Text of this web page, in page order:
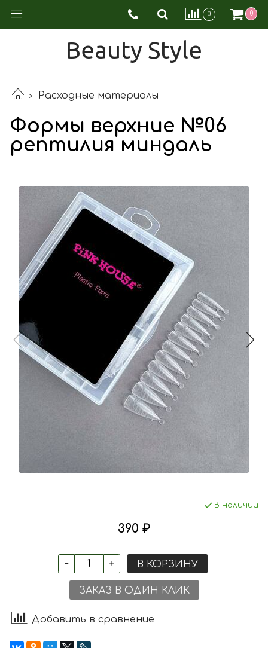
0 0
Beauty Style
Расходные материалы
Формы верхние №06
рептилия миндаль
В наличии
390 ₽
В КОРЗИНУ
ЗАКАЗ В ОДИН КЛИК
Добавить в сравнение